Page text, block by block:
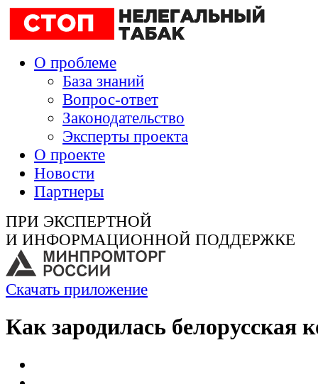
О проблеме
База знаний
Вопрос-ответ
Законодательство
Эксперты проекта
О проекте
Новости
Партнеры
ПРИ ЭКСПЕРТНОЙ
И ИНФОРМАЦИОННОЙ ПОДДЕРЖКЕ
Скачать приложение
Как зародилась белорусская